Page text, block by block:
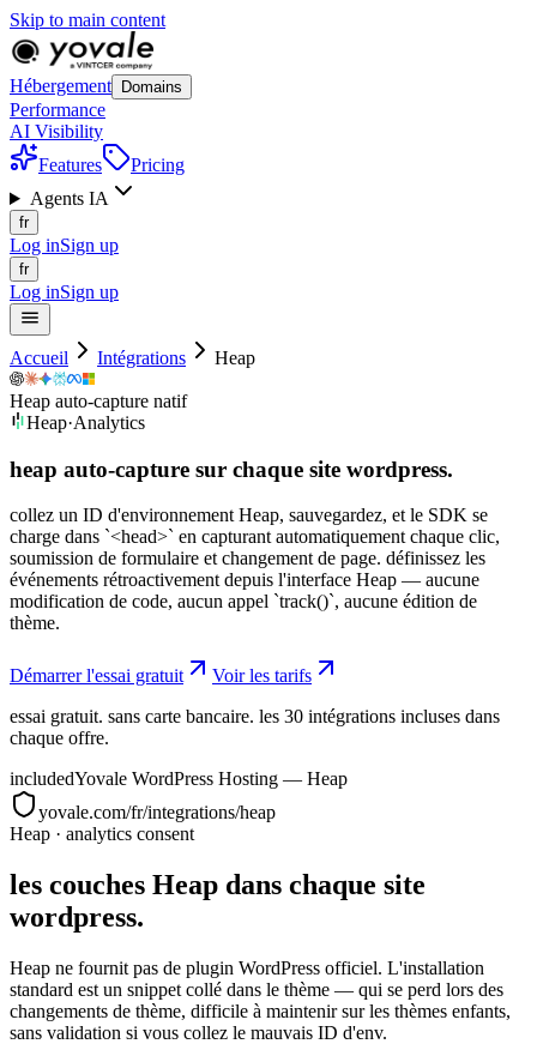
Skip to main content
Hébergement Domains
Performance
AI Visibility
Features
Pricing
Agents IA
fr
Log inSign up
fr
Log inSign up
Accueil Intégrations Heap
Heap auto-capture natif
Heap·Analytics
heap auto-capture sur chaque site wordpress.
collez un ID d'environnement Heap, sauvegardez, et le SDK se
charge dans `<head>` en capturant automatiquement chaque clic,
soumission de formulaire et changement de page. définissez les
événements rétroactivement depuis l'interface Heap — aucune
modification de code, aucun appel `track()`, aucune édition de
thème.
Démarrer l'essai gratuit
Voir les tarifs
essai gratuit. sans carte bancaire. les 30 intégrations incluses dans
chaque offre.
includedYovale WordPress Hosting — Heap
yovale.com/fr/integrations/heap
Heap · analytics consent
les couches Heap dans chaque site
wordpress.
Heap ne fournit pas de plugin WordPress officiel. L'installation
standard est un snippet collé dans le thème — qui se perd lors des
changements de thème, difficile à maintenir sur les thèmes enfants,
sans validation si vous collez le mauvais ID d'env.